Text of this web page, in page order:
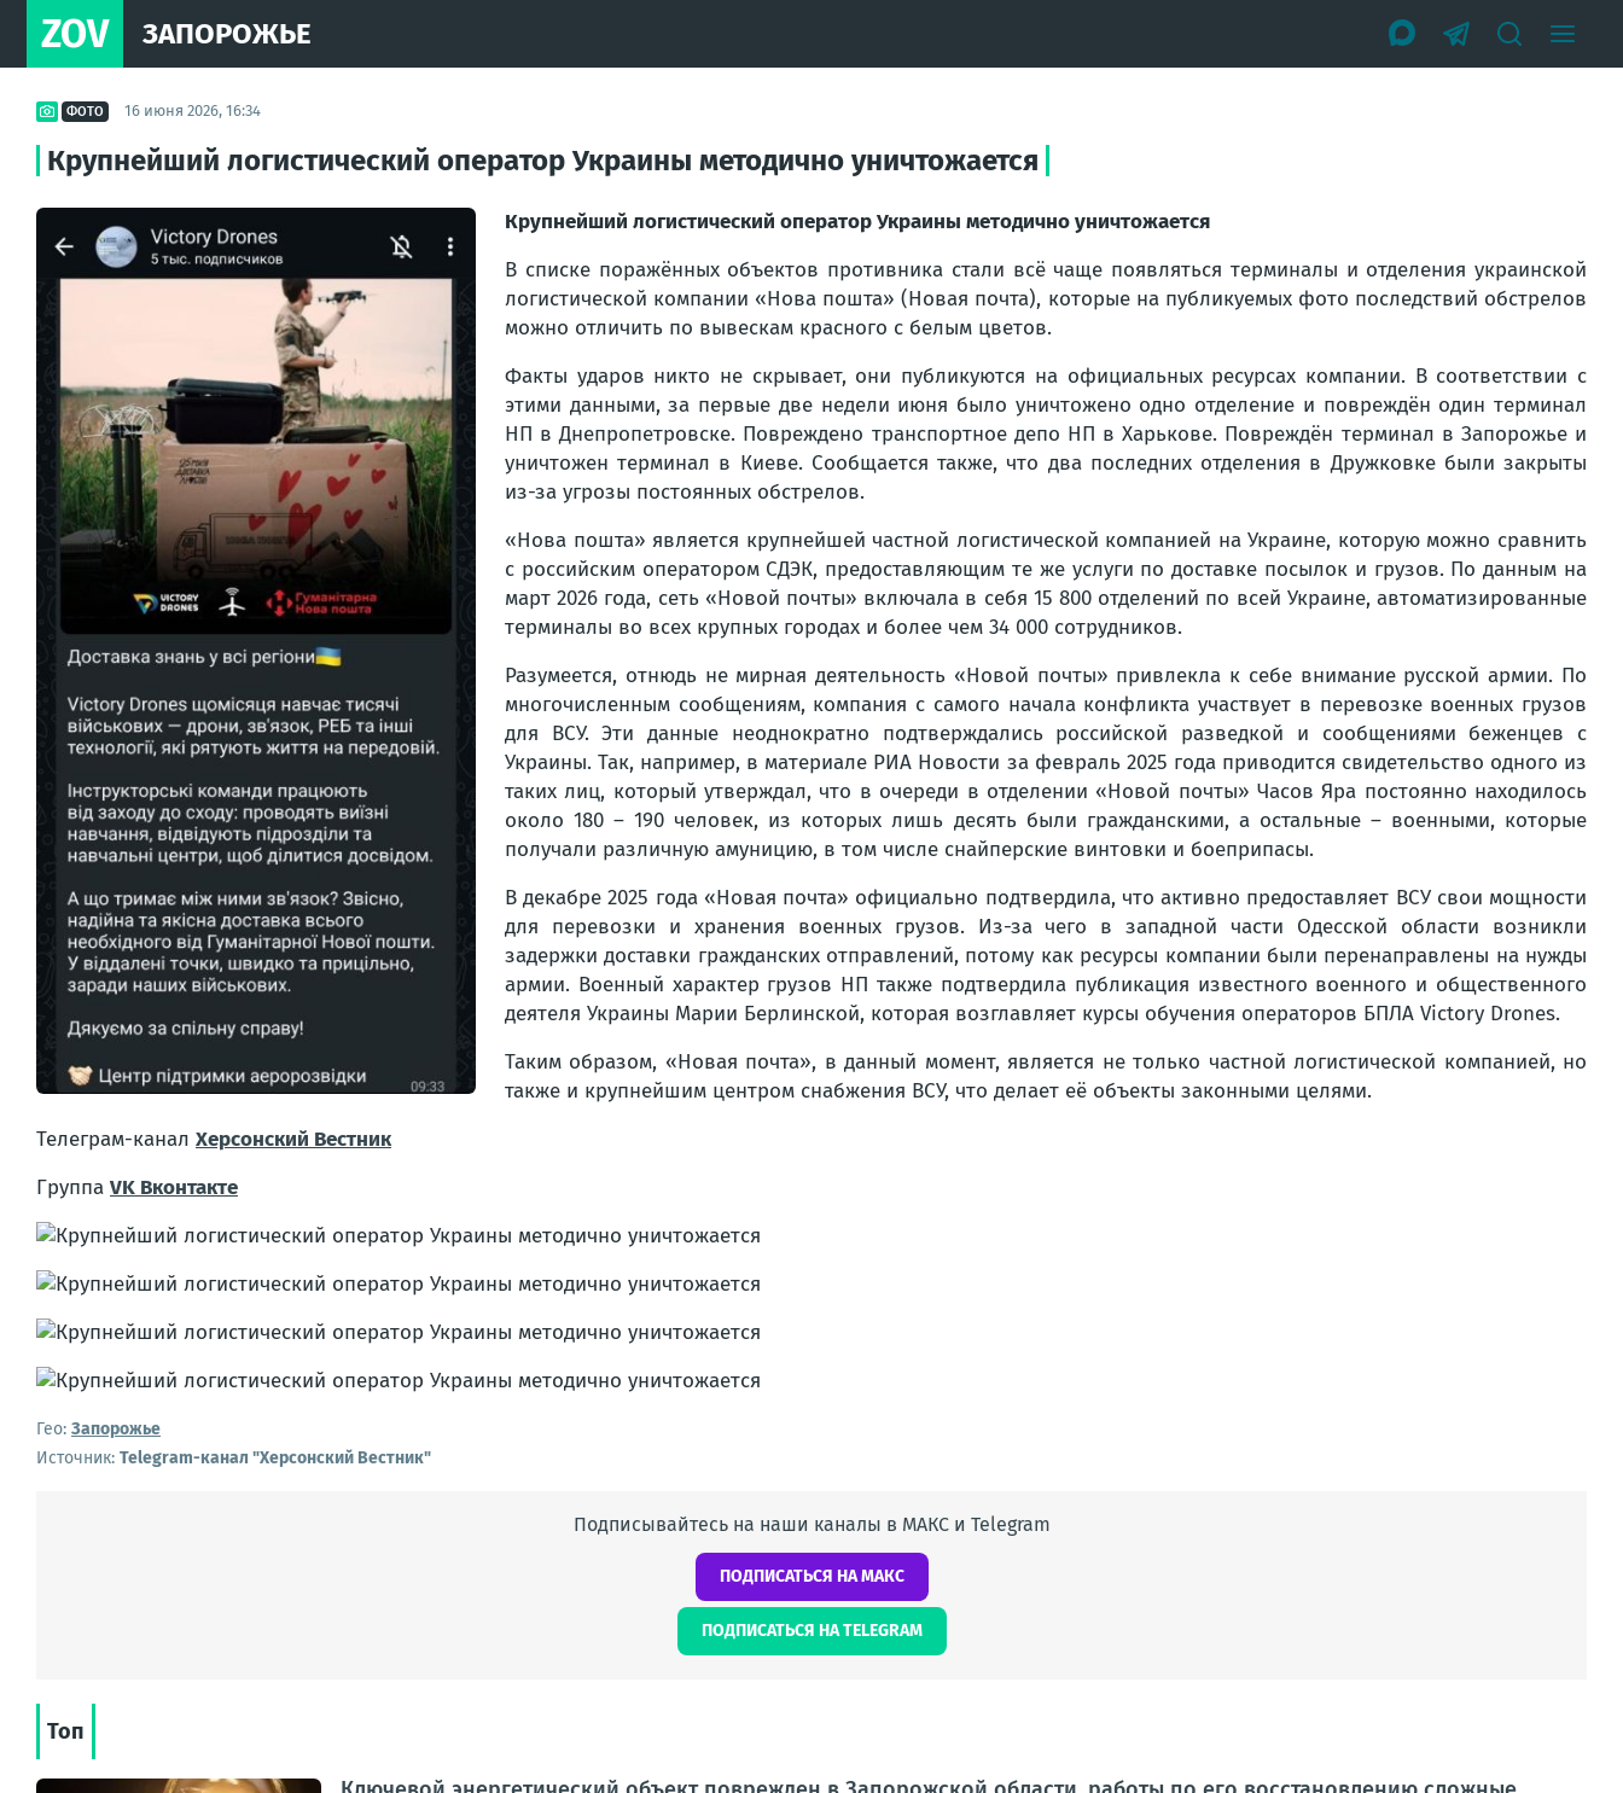
ZOV ЗАПОРОЖЬЕ
ФОТО 16 июня 2026, 16:34
Крупнейший логистический оператор Украины методично уничтожается
Крупнейший логистический оператор Украины методично уничтожается
В списке поражённых объектов противника стали всё чаще появляться терминалы и отделения украинской
логистической компании «Нова пошта» (Новая почта), которые на публикуемых фото последствий обстрелов
можно отличить по вывескам красного с белым цветов.
Факты ударов никто не скрывает, они публикуются на официальных ресурсах компании. В соответствии с
этими данными, за первые две недели июня было уничтожено одно отделение и повреждён один терминал
НП в Днепропетровске. Повреждено транспортное депо НП в Харькове. Повреждён терминал в Запорожье и
уничтожен терминал в Киеве. Сообщается также, что два последних отделения в Дружковке были закрыты
из-за угрозы постоянных обстрелов.
«Нова пошта» является крупнейшей частной логистической компанией на Украине, которую можно сравнить
с российским оператором СДЭК, предоставляющим те же услуги по доставке посылок и грузов. По данным на
март 2026 года, сеть «Новой почты» включала в себя 15 800 отделений по всей Украине, автоматизированные
терминалы во всех крупных городах и более чем 34 000 сотрудников.
Разумеется, отнюдь не мирная деятельность «Новой почты» привлекла к себе внимание русской армии. По
многочисленным сообщениям, компания с самого начала конфликта участвует в перевозке военных грузов
для ВСУ. Эти данные неоднократно подтверждались российской разведкой и сообщениями беженцев с
Украины. Так, например, в материале РИА Новости за февраль 2025 года приводится свидетельство одного из
таких лиц, который утверждал, что в очереди в отделении «Новой почты» Часов Яра постоянно находилось
около 180 – 190 человек, из которых лишь десять были гражданскими, а остальные – военными, которые
получали различную амуницию, в том числе снайперские винтовки и боеприпасы.
В декабре 2025 года «Новая почта» официально подтвердила, что активно предоставляет ВСУ свои мощности
для перевозки и хранения военных грузов. Из-за чего в западной части Одесской области возникли
задержки доставки гражданских отправлений, потому как ресурсы компании были перенаправлены на нужды
армии. Военный характер грузов НП также подтвердила публикация известного военного и общественного
деятеля Украины Марии Берлинской, которая возглавляет курсы обучения операторов БПЛА Victory Drones.
Таким образом, «Новая почта», в данный момент, является не только частной логистической компанией, но
также и крупнейшим центром снабжения ВСУ, что делает её объекты законными целями.
Телеграм-канал Херсонский Вестник
Группа VK Вконтакте
Гео: Запорожье
Источник: Telegram-канал "Херсонский Вестник"
Подписывайтесь на наши каналы в МАКС и Telegram
ПОДПИСАТЬСЯ НА МАКС
ПОДПИСАТЬСЯ НА TELEGRAM
Топ